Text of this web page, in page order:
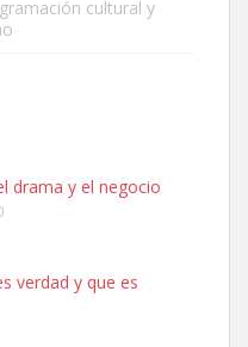
cultural y
drama y el negocio
verdad y que es